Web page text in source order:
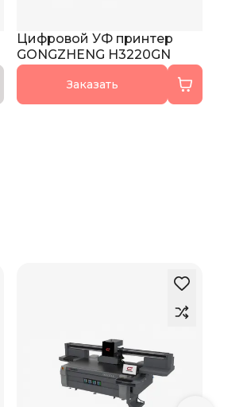
Цифровой УФ принтер
GONGZHENG H3220GN
Заказать